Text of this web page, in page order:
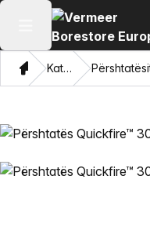
Hap menunë kryesore
ShqipKatalogu